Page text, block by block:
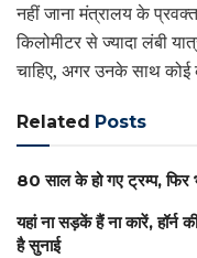
नहीं जाना मंत्रालय के
किलोमीटर से ज्यादा लंबी
चाहिए, अगर उनके साथ कोई
Related Posts
80 साल के हो गए ट्रम्प,
यहां ना सड़कें हैं ना कारें,
है सुनाई